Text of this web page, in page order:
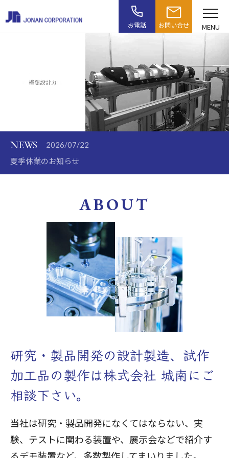
お電話 お問い合せ MENU
NEWS 2026/07/22
夏季休業のお知らせ
ABOUT
研究・製品開発の設計製造、試作
加工品の製作は株式会社 城南にご
相談下さい。
当社は研究・製品開発になくてはならない、実
験、テストに関わる装置や、展示会などで紹介す